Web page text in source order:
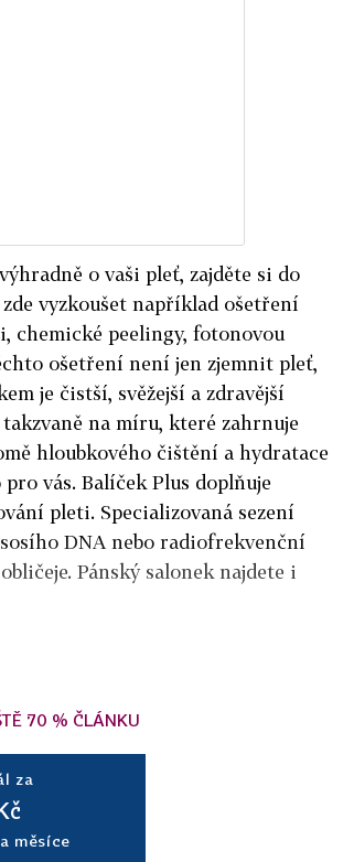
o vaši pleť, zajděte si do
vyzkoušet například ošetření
chemické peelingy, fotonovou
ošetření není jen zjemnit pleť,
je čistší, svěžejší a zdravější
na míru, které zahrnuje
hloubkového čištění a hydratace
vás. Balíček Plus doplňuje
pleti. Specializovaná sezení
DNA nebo radiofrekvenční
Pánský salonek najdete i
70 % ČLÁNKU
za
měsíce